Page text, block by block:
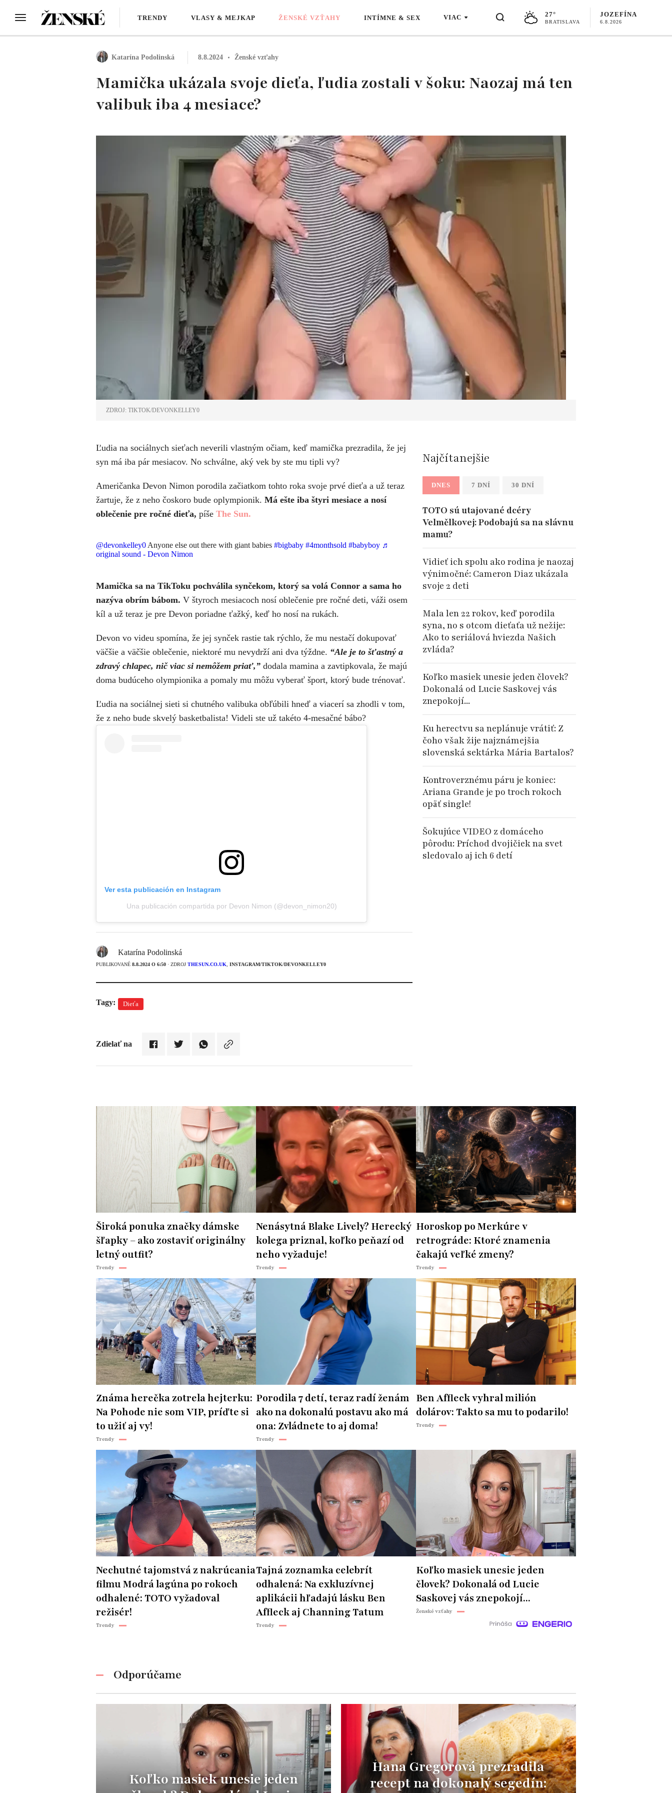
TRENDY VLASY & MEJKAP ŽENSKÉ VZŤAHY INTÍMNE & SEX VIAC 27°
BRATISLAVA
JOZEFÍNA
6.8.2026
Katarína Podolinská 8.8.2024 Ženské vzťahy
Mamička ukázala svoje dieťa, ľudia zostali v šoku: Naozaj má ten
valibuk iba 4 mesiace?
ZDROJ: TIKTOK/DEVONKELLEY0
Ľudia na sociálnych sieťach neverili vlastným očiam, keď mamička prezradila, že jej
syn má iba pár mesiacov. No schválne, aký vek by ste mu tipli vy?
Američanka Devon Nimon porodila začiatkom tohto roka svoje prvé dieťa a už teraz
žartuje, že z neho čoskoro bude oplympionik. Má ešte iba štyri mesiace a nosí
oblečenie pre ročné dieťa, píše The Sun.
@devonkelley0 Anyone else out there with giant babies #bigbaby #4monthsold #babyboy ♬
original sound - Devon Nimon
Mamička sa na TikToku pochválila synčekom, ktorý sa volá Connor a sama ho
nazýva obrím bábom. V štyroch mesiacoch nosí oblečenie pre ročné deti, váži osem
kíl a už teraz je pre Devon poriadne ťažký, keď ho nosí na rukách.
Devon vo videu spomína, že jej synček rastie tak rýchlo, že mu nestačí dokupovať
väčšie a väčšie oblečenie, niektoré mu nevydrží ani dva týždne. “Ale je to šťastný a
zdravý chlapec, nič viac si nemôžem priať,” dodala mamina a zavtipkovala, že majú
doma budúceho olympionika a pomaly mu môžu vyberať šport, ktorý bude trénovať.
Ľudia na sociálnej sieti si chutného valibuka obľúbili hneď a viacerí sa zhodli v tom,
že z neho bude skvelý basketbalista! Videli ste už takéto 4-mesačné bábo?
Ver esta publicación en Instagram
Una publicación compartida por Devon Nimon (@devon_nimon20)
Katarína Podolinská
PUBLIKOVANÉ 8.8.2024 O 6:50 · ZDROJ THESUN.CO.UK INSTAGRAM/TIKTOK/DEVONKELLEY0
Tagy: Dieťa
Zdielať na
Najčítanejšie
DNES 7 DNÍ 30 DNÍ
TOTO sú utajované dcéry
Velmělkovej: Podobajú sa na slávnu
mamu?
Vidieť ich spolu ako rodina je naozaj
výnimočné: Cameron Diaz ukázala
svoje 2 deti
Mala len 22 rokov, keď porodila
syna, no s otcom dieťaťa už nežije:
Ako to seriálová hviezda Našich
zvláda?
Koľko masiek unesie jeden človek?
Dokonalá od Lucie Saskovej vás
znepokojí...
Ku herectvu sa neplánuje vrátiť: Z
čoho však žije najznámejšia
slovenská sektárka Mária Bartalos?
Kontroverznému páru je koniec:
Ariana Grande je po troch rokoch
opäť single!
Šokujúce VIDEO z domáceho
pôrodu: Príchod dvojičiek na svet
sledovalo aj ich 6 detí
Široká ponuka značky dámske
šľapky – ako zostaviť originálny
letný outfit?
Trendy
Nenásytná Blake Lively? Herecký
kolega priznal, koľko peňazí od
neho vyžaduje!
Trendy
Horoskop po Merkúre v
retrográde: Ktoré znamenia
čakajú veľké zmeny?
Trendy
Známa herečka zotrela hejterku:
Na Pohode nie som VIP, príďte si
to užiť aj vy!
Trendy
Porodila 7 detí, teraz radí ženám
ako na dokonalú postavu ako má
ona: Zvládnete to aj doma!
Trendy
Ben Affleck vyhral milión
dolárov: Takto sa mu to podarilo!
Trendy
Nechutné tajomstvá z nakrúcania
filmu Modrá lagúna po rokoch
odhalené: TOTO vyžadoval
režisér!
Trendy
Tajná zoznamka celebrít
odhalená: Na exkluzívnej
aplikácii hľadajú lásku Ben
Affleck aj Channing Tatum
Trendy
Koľko masiek unesie jeden
človek? Dokonalá od Lucie
Saskovej vás znepokojí...
Ženské vzťahy
Odporúčame
Koľko masiek unesie jeden
Hana Gregorová prezradila
recept na dokonalý segedín: